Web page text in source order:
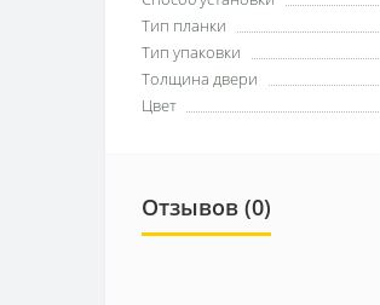
Тип планки
Тип упаковки
Толщина двери
Цвет
Отзывов (0)